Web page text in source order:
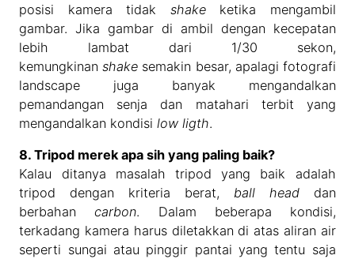
posisi kamera tidak shakeketika mengambil
gambar. Jika gambar di ambil dengan kecepatan
lebih lambat dari 1/30 sekon,
kemungkinanshake semakin besar, apalagi fotografi
landscape juga banyak mengandalkan
pemandangan senja dan matahari terbit yang
mengandalkan kondisilow ligth.
8. Tripod merek apa sih yang paling baik?
Kalau ditanya masalah tripod yang baik adalah
tripod dengan kriteria berat, ball headdan
berbahancarbon. Dalam beberapa kondisi,
terkadang kamera harus diletakkan di atas aliran air
seperti sungai atau pinggir pantai yang tentu saja